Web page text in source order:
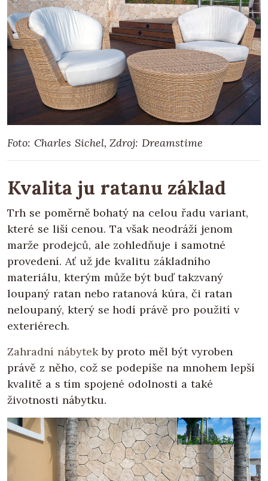
Foto: Charles Sichel, Zdroj: Dreamstime
Kvalita ju ratanu základ
Trh se poměrně bohatý na celou řadu variant,
které se liší cenou. Ta však neodráží jenom
marže prodejců, ale zohledňuje i samotné
provedení. Ať už jde kvalitu základního
materiálu, kterým může být buď takzvaný
loupaný ratan nebo ratanová kúra, či ratan
neloupaný, který se hodí právě pro použití v
exteriérech.
Zahradní nábytekby proto měl být vyroben
právě z něho, což se podepíše na mnohem lepší
kvalitě a s tím spojené odolnosti a také
životnosti nábytku.